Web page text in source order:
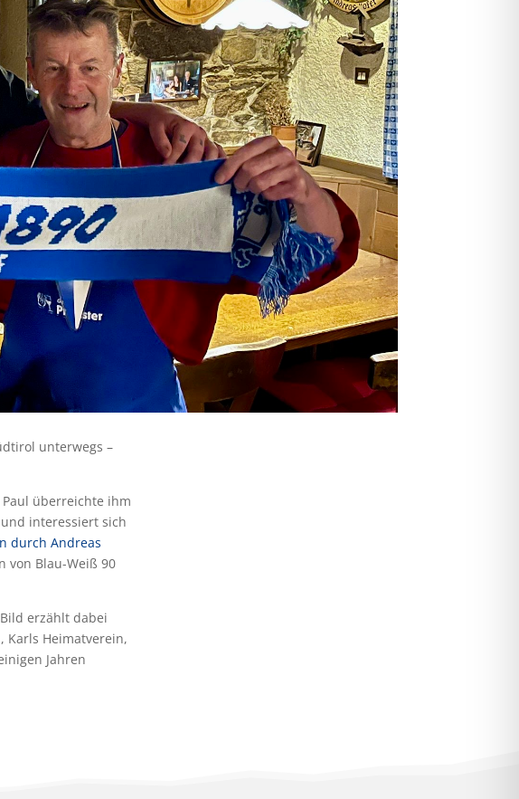
unterwegs –
überreichte ihm
interessiert sich
durch Andreas
von Blau-Weiß 90
erzählt dabei
Karls Heimatverein,
Jahren